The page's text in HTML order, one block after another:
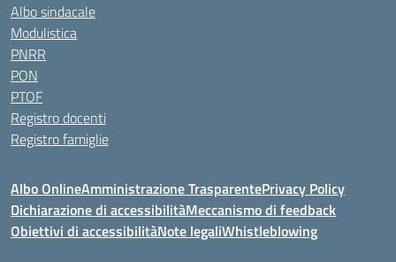
Albo sindacale
Modulistica
PNRR
PON
PTOF
Registro docenti
Registro famiglie
Albo OnlineAmministrazione TrasparentePrivacy Policy
Dichiarazione di accessibilitàMeccanismo di feedback
Obiettivi di accessibilitàNote legaliWhistleblowing